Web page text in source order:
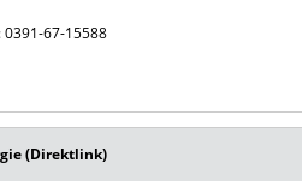
0391-67-15588
(Direktlink)